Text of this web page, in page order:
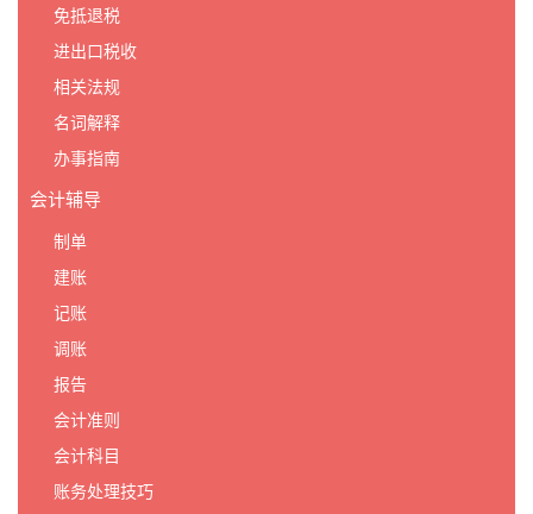
免抵退税
进出口税收
相关法规
名词解释
办事指南
会计辅导
制单
建账
记账
调账
报告
会计准则
会计科目
账务处理技巧